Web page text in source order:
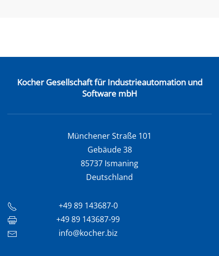
Kocher Gesellschaft für Industrieautomation und
Software mbH
Münchener Straße 101
Gebäude 38
85737 Ismaning
Deutschland
+49 89 143687-0
+49 89 143687-99
info@kocher.biz